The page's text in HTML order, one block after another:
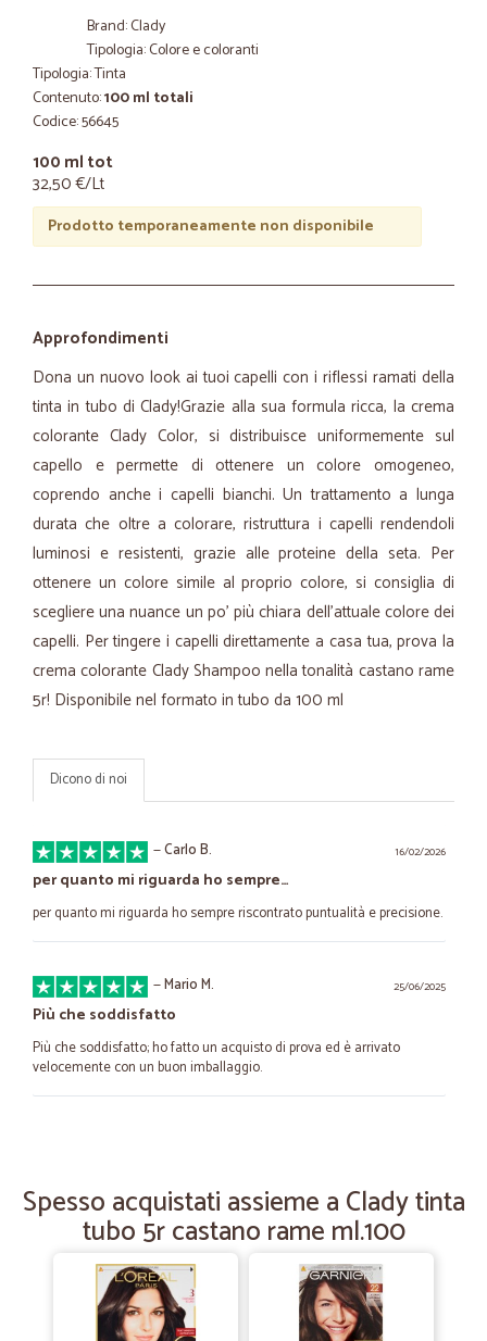
Brand: Clady
Tipologia: Colore e coloranti
Tipologia: Tinta
Contenuto:100 ml totali
Codice: 56645
100 ml tot
32,50 €/Lt
Prodotto temporaneamente non disponibile
Approfondimenti
Dona un nuovo look ai tuoi capelli con i riflessi ramati della
tinta in tubo di Clady!Grazie alla sua formula ricca, la crema
colorante Clady Color, si distribuisce uniformemente sul
capello e permette di ottenere un colore omogeneo,
coprendo anche i capelli bianchi. Un trattamento a lunga
durata che oltre a colorare, ristruttura i capelli rendendoli
luminosi e resistenti, grazie alle proteine della seta. Per
ottenere un colore simile al proprio colore, si consiglia di
scegliere una nuance un po’ più chiara dell'attuale colore dei
capelli. Per tingere i capelli direttamente a casa tua, prova la
crema colorante Clady Shampoo nella tonalità castano rame
5r! Disponibile nel formato in tubo da 100 ml
Dicono di noi
16/02/2026
—Carlo B.
per quanto mi riguarda ho sempre…
per quanto mi riguarda ho sempre riscontrato puntualità e precisione.
25/06/2025
—Mario M.
Più che soddisfatto
Più che soddisfatto; ho fatto un acquisto di prova ed è arrivato
velocemente con un buon imballaggio.
Massima efficienza! Precisione e puntualita
—Roberto V.
Affidabile, preciso, puntuale
Spesso acquistati assieme a Clady tinta
tubo 5r castano rame ml.100